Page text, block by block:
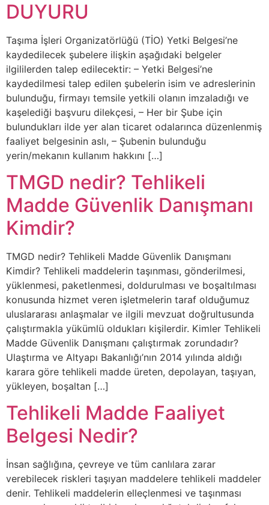
DUYURU
Taşıma İşleri Organizatörlüğü (TİO) Yetki Belgesi’ne
kaydedilecek şubelere ilişkin aşağıdaki belgeler
ilgililerden talep edilecektir: – Yetki Belgesi’ne
kaydedilmesi talep edilen şubelerin isim ve adreslerinin
bulunduğu, firmayı temsile yetkili olanın imzaladığı ve
kaşelediği başvuru dilekçesi, – Her bir Şube için
bulundukları ilde yer alan ticaret odalarınca düzenlenmiş
faaliyet belgesinin aslı, – Şubenin bulunduğu
yerin/mekanın kullanım hakkını […]
TMGD nedir? Tehlikeli
Madde Güvenlik Danışmanı
Kimdir?
TMGD nedir? Tehlikeli Madde Güvenlik Danışmanı
Kimdir? Tehlikeli maddelerin taşınması, gönderilmesi,
yüklenmesi, paketlenmesi, doldurulması ve boşaltılması
konusunda hizmet veren işletmelerin taraf olduğumuz
uluslararası anlaşmalar ve ilgili mevzuat doğrultusunda
çalıştırmakla yükümlü oldukları kişilerdir. Kimler Tehlikeli
Madde Güvenlik Danışmanı çalıştırmak zorundadır?
Ulaştırma ve Altyapı Bakanlığı’nın 2014 yılında aldığı
karara göre tehlikeli madde üreten, depolayan, taşıyan,
yükleyen, boşaltan […]
Tehlikeli Madde Faaliyet
Belgesi Nedir?
İnsan sağlığına, çevreye ve tüm canlılara zarar
verebilecek riskleri taşıyan maddelere tehlikeli maddeler
denir. Tehlikeli maddelerin elleçlenmesi ve taşınması